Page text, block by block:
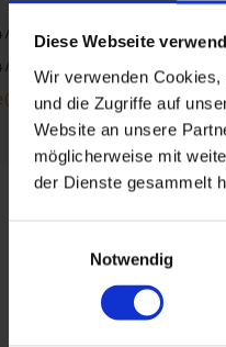
Diese Webseite
Wir verwenden
und die Zugriffe auf
Website an unsere
möglicherweise mit
der Dienste gesammelt
Notwendig
309-22
64
schoenberg.de